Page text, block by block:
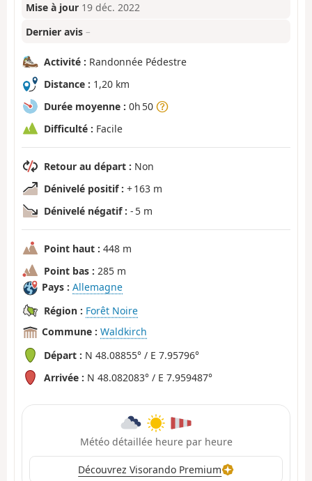
Mise à jour 19 déc. 2022
Dernier avis –
Activité : Randonnée Pédestre
Distance : 1,20 km
Durée moyenne : 0h 50
Difficulté : Facile
Retour au départ : Non
Dénivelé positif : + 163 m
Dénivelé négatif : - 5 m
Point haut : 448 m
Point bas : 285 m
Pays : Allemagne
Région : Forêt Noire
Commune : Waldkirch
Départ : N 48.08855° / E 7.95796°
Arrivée : N 48.082083° / E 7.959487°
Météo détaillée heure par heure
Découvrez Visorando Premium